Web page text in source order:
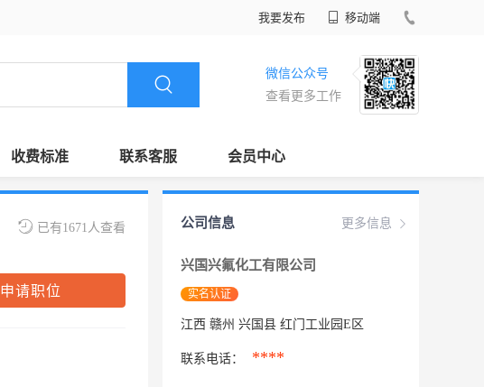
我要发布 移动端
微信公众号
查看更多工作
收费标准 联系客服 会员中心
已有1671人查看
申请职位
更多信息
公司信息
兴国兴氟化工有限公司
实名认证
江西 赣州 兴国县 红门工业园E区
联系电话： ****